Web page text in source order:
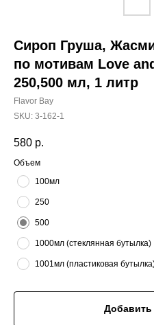
Сироп Груша,
по мотивам Love
250,500 мл, 1 литр
Flavor Bay
SKU: 3-162-1
580 р.
Объем
100мл
250
500
1000мл (стеклянная бутылка)
1001мл (пластиковая
Добавить